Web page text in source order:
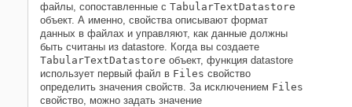
файлы, сопоставленные с TabularTextDatastore
объект. А именно, свойства описывают формат
данных в файлах и управляют, как данные должны
быть считаны из datastore. Когда вы создаете
TabularTextDatastore объект, функция datastore
использует первый файл в Files свойство
определить значения свойств. За исключением Files
свойство, можно задать значение